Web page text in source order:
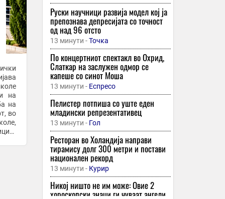
на
на
во
Руски научници развија модел кој ја
препознава депресијата со точност
од над 96 отсто
13 минути -Точка
По концертниот спектакл во Охрид,
Слаткар на заслужен одмор се
капеше со синот Моша
13 минути - Еспресо
Пелистер потпиша со уште еден
младински репрезентативец
13 минути - Гол
Ресторан во Холандија направи
тирамису долг 300 метри и постави
национален рекорд
13 минути - Курир
Никој ништо не им може: Овие 2
хороскопски знаци ги чуваат ангели